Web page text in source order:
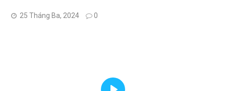
25 Tháng Ba, 2024 0